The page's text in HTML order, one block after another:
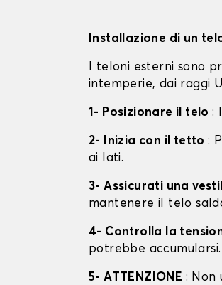
Installazione di un
I teloni esterni sono
intemperie, dai raggi
1- Posizionare il telo:
2- Inizia con il tetto:
ai lati.
3- Assicurati una
mantenere il telo
4- Controlla la
potrebbe accumularsi.
5- ATTENZIONE : Non